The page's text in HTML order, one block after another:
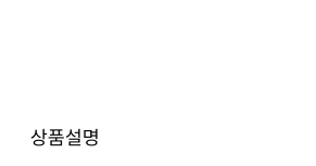
상품설명